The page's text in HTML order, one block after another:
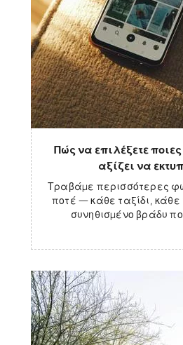
Πώς να επιλέξετε
αξίζει να
Τραβάμε περισσότερες
ποτέ — κάθε ταξίδι,
συνηθισμένο βράδυ